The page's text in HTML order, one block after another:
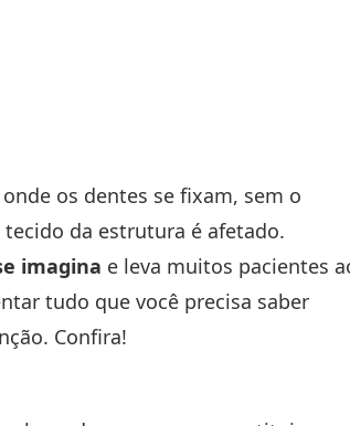
os dentes se fixam, sem o
da estrutura é afetado.
imagina e leva muitos pacientes
tudo que você precisa saber
Confira!